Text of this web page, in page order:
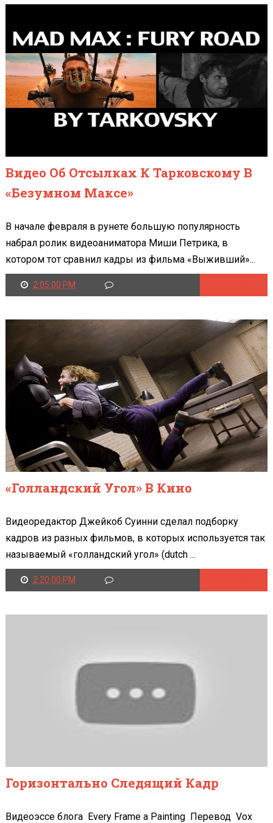
Видео Об Отсылках К Тарковскому В
«Безумном Максе»
В начале февраля в рунете большую популярность
набрал ролик видеоаниматора Миши Петрика, в
котором тот сравнил кадры из фильма «Выживший»...
2:05:00 PM
«Голландский Угол» В Кино
Видеоредактор Джейкоб Суинни сделал подборку
кадров из разных фильмов, в которых используется так
называемый «голландский угол» (dutch ...
2:20:00 PM
Горизонтально Следящий Кадр
Видеоэссе блога Every Frame a Painting Перевод Vox